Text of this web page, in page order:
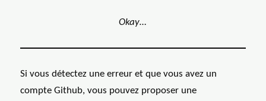
Okay…
Si vous détectez une erreur et que vous avez un
compte Github, vous pouvez proposer une